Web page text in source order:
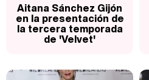
Aitana Sánchez Gijón
en la presentación de
la tercera temporada
de 'Velvet'